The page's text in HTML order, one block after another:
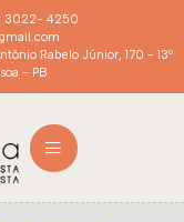
3022- 4250
Rabelo Júnior, 170 - 13º
- PB